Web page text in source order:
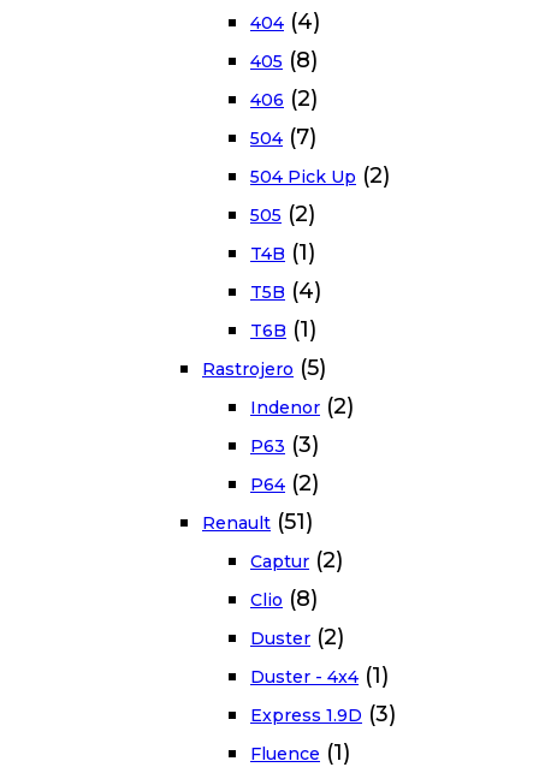
404 (4)
405 (8)
406 (2)
504 (7)
504 Pick Up (2)
505 (2)
T4B (1)
T5B (4)
T6B (1)
Rastrojero (5)
Indenor (2)
P63 (3)
P64 (2)
Renault (51)
Captur (2)
Clio (8)
Duster (2)
Duster - 4x4 (1)
Express 1.9D (3)
Fluence (1)